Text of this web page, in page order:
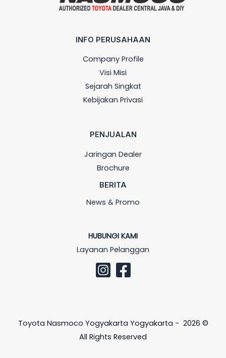
INFO PERUSAHAAN
Company Profile
Visi Misi
Sejarah Singkat
Kebijakan Privasi
PENJUALAN
Jaringan Dealer
Brochure
BERITA
News & Promo
HUBUNGI KAMI
Layanan Pelanggan
Toyota Nasmoco Yogyakarta Yogyakarta - 2026 ©
All Rights Reserved